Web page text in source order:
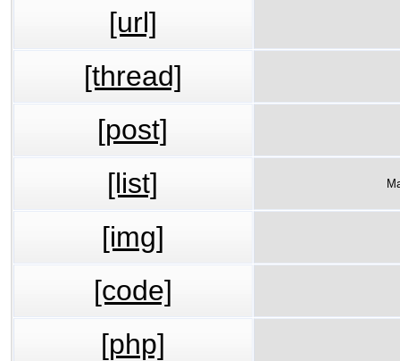
[url]
[thread]
[post]
[list]
[img]
[code]
[php]